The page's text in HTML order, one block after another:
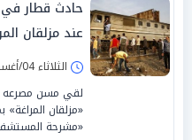
حادث قطار
عند مزلقان
الثلاثاء 04/أغسطس/2026 - 03:50 م
لقي مسن مصرعه
«مزلقان
«مشرحة